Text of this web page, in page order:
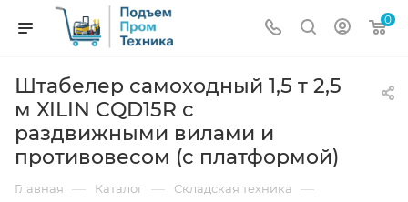
0
Штабелер самоходный 1,5 т 2,5
м XILIN CQD15R с
раздвижными вилами и
противовесом (с платформой)
Главная — Каталог — Складская техника —